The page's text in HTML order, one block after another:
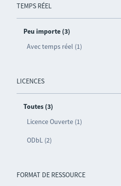
TEMPS RÉEL
Peu importe (3)
Avec temps réel (1)
LICENCES
Toutes (3)
Licence Ouverte (1)
ODbL (2)
FORMAT DE RESSOURCE